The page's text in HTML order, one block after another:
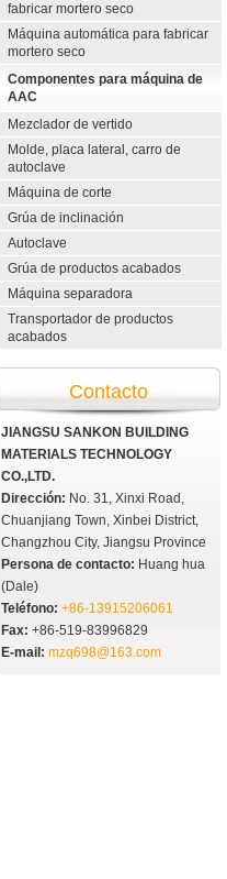
fabricar mortero seco
Máquina automática para fabricar
mortero seco
Componentes para máquina de
AAC
Mezclador de vertido
Molde, placa lateral, carro de
autoclave
Máquina de corte
Grúa de inclinación
Autoclave
Grúa de productos acabados
Máquina separadora
Transportador de productos
acabados
Contacto
JIANGSU SANKON BUILDING
MATERIALS TECHNOLOGY
CO.,LTD.
Dirección: No. 31, Xinxi Road,
Chuanjiang Town, Xinbei District,
Changzhou City, Jiangsu Province
Persona de contacto: Huang hua
(Dale)
Teléfono: +86-13915206061
Fax: +86-519-83996829
E-mail: mzq698@163.com